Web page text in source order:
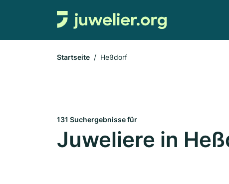
Startseite Heßdorf
131 Suchergebnisse für
Juweliere in